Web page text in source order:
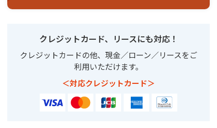
クレジットカード、リースにも対応！
クレジットカードの他、現金／ローン／リースをご
利用いただけます。
＜対応クレジットカード＞